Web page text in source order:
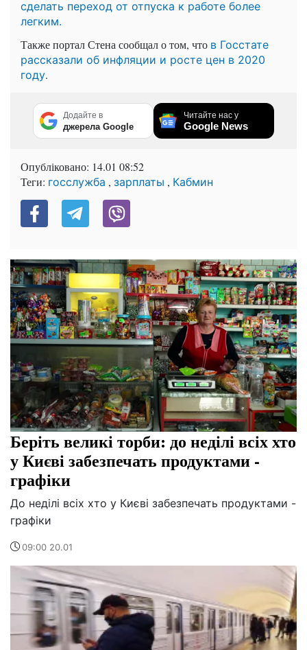
сделать переход от отпуска к работе более
легким.
Также портал Стена сообщал о том, что в Госстате
рассказали об инфляции и росте цен в 2020
году.
Додайте в
джерела Google
Читайте нас у
Google News
Опубліковано: 14.01 08:52
Теги: госслужба , зарплаты , Кабмин
Беріть великі торби: до неділі всіх хто
у Києві забезпечать продуктами -
графіки
До неділі всіх хто у Києві забезпечать продуктами -
графіки
09:00 20.01